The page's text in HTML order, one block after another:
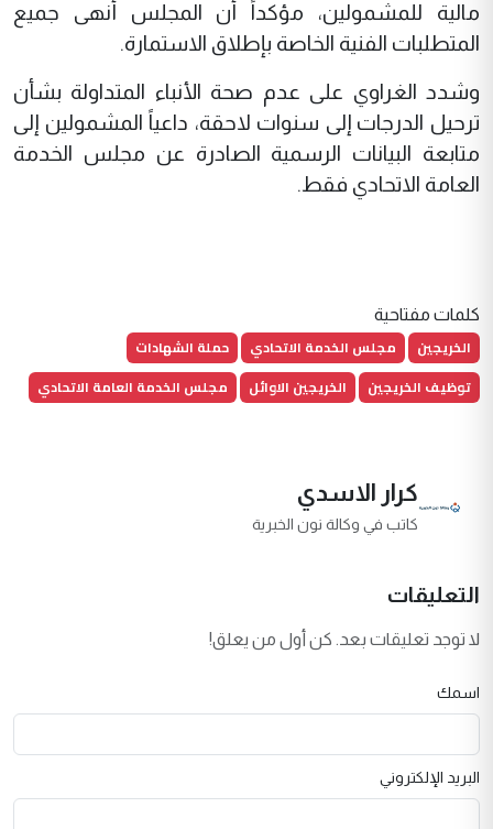
مالية للمشمولين، مؤكداً أن المجلس أنهى جميع
المتطلبات الفنية الخاصة بإطلاق الاستمارة.
وشدد الغراوي على عدم صحة الأنباء المتداولة بشأن
ترحيل الدرجات إلى سنوات لاحقة، داعياً المشمولين إلى
متابعة البيانات الرسمية الصادرة عن مجلس الخدمة
العامة الاتحادي فقط.
كلمات مفتاحية
الخريجين مجلس الخدمة الاتحادي
حملة الشهادات
توظيف الخريجين
الخريجين الاوائل مجلس الخدمة العامة الاتحادي
كرار الاسدي
كاتب في وكالة نون الخبرية
التعليقات
لا توجد تعليقات بعد. كن أول من يعلق!
اسمك
البريد الإلكتروني